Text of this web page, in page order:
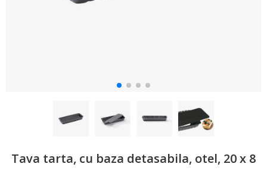
Tava tarta, cu baza detasabila, otel, 20 x 8